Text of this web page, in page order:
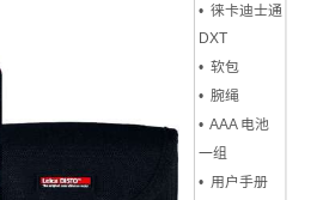
• 徕卡迪士通
DXT
• 软包
• 腕绳
• AAA 电池
一组
• 用户手册